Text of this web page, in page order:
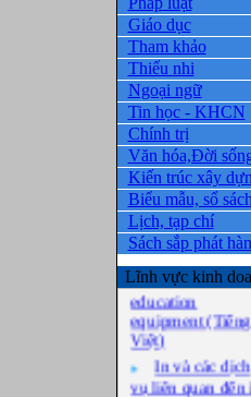
Giáo dục
Tham khảo
Thiếu nhi
Ngoại ngữ
Tin học - KHCN
Chính trị
Văn hóa,Đời
Kiến trúc xây
Biểu mẫu, sổ sách
Lịch, tạp chí
Sách sắp phát
Lĩnh vực kinh
Business
education
equipment (Tiếng
Việt)
In và các dịch
vụ liên quan đến